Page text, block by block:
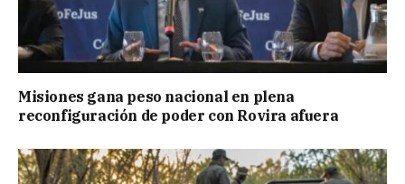
Misiones gana peso nacional en plena
reconfiguración de poder con Rovira afuera